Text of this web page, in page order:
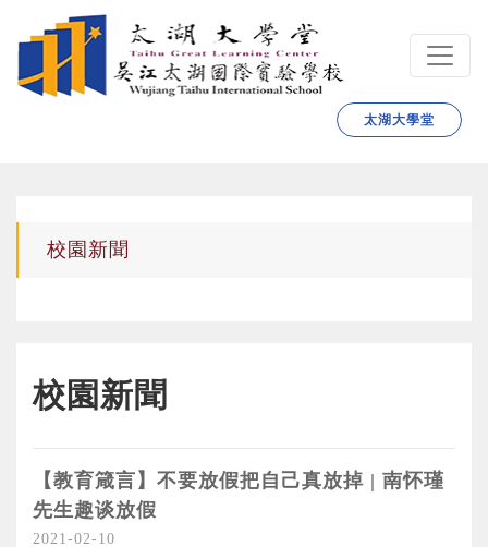
跳转到主要内容
太湖大學堂
校園新聞
校園新聞
【教育箴言】不要放假把自己真放掉 | 南怀瑾
先生趣谈放假
2021-02-10